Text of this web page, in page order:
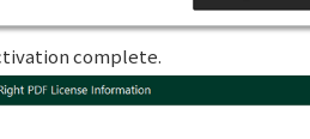
complete.